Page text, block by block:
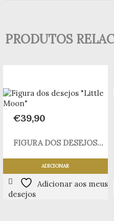
PRODUTOS
€39,90
FIGURA DOS DESEJOS...
ADICIONAR
Adicionar aos meus
desejos